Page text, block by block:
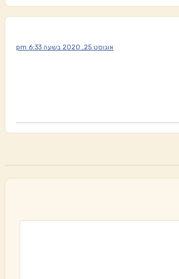
אוגוסט 25, 2020 בשעה 6:33 pm